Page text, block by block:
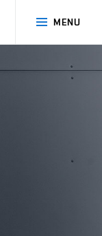
MENU